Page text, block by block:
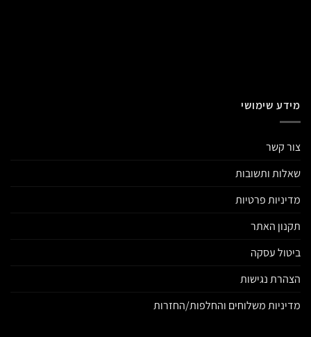
מידע שימושי
צור קשר
שאלות ותשובות
מדיניות פרטיות
תקנון האתר
ביטול עסקה
הצהרת נגישות
מדיניות משלוחים והחלפות/החזרות